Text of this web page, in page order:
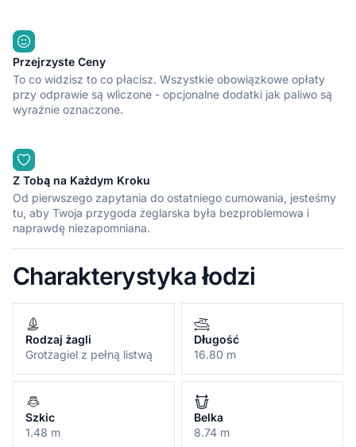
Przejrzyste Ceny
To co widzisz to co płacisz. Wszystkie obowiązkowe opłaty
przy odprawie są wliczone - opcjonalne dodatki jak paliwo są
wyraźnie oznaczone.
Z Tobą na Każdym Kroku
Od pierwszego zapytania do ostatniego cumowania, jesteśmy
tu, aby Twoja przygoda żeglarska była bezproblemowa i
naprawdę niezapomniana.
Charakterystyka łodzi
Rodzaj żagli
Grotżagiel z pełną listwą
Długość
16.80 m
Szkic
1.48 m
Belka
8.74 m